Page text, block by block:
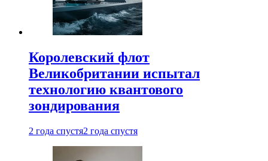
Королевский флот
Великобритании испытал
технологию квантового
зондирования
2 года спустя2 года спустя